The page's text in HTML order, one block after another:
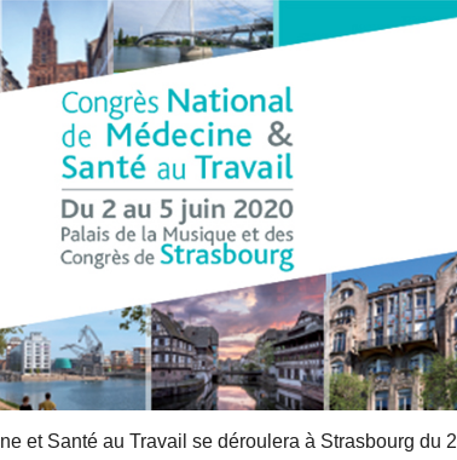
et Santé au Travail se déroulera à Strasbourg du 2